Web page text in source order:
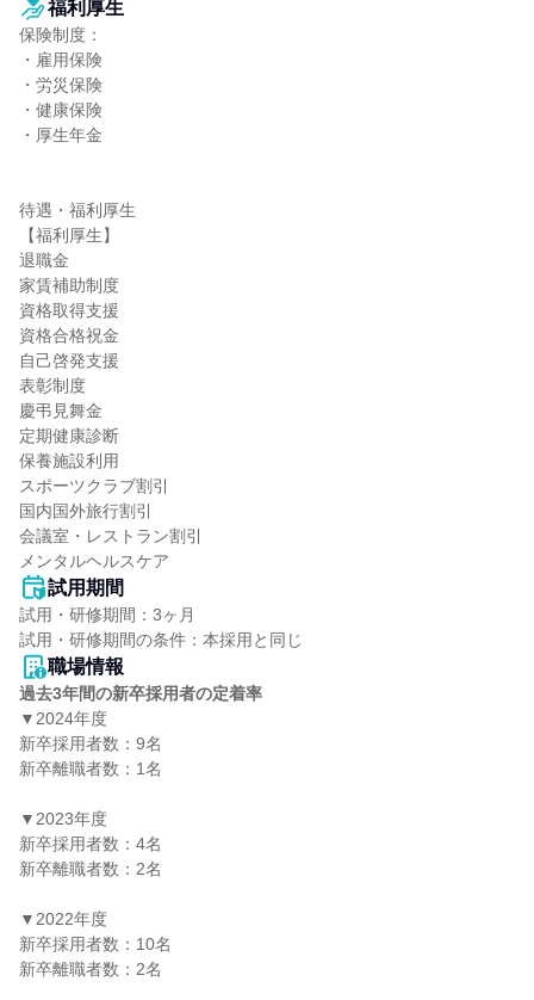
福利厚生
保険制度：
・雇用保険
・労災保険
・健康保険
・厚生年金
待遇・福利厚生
【福利厚生】
退職金
家賃補助制度
資格取得支援
資格合格祝金
自己啓発支援
表彰制度
慶弔見舞金
定期健康診断
保養施設利用
スポーツクラブ割引
国内国外旅行割引
会議室・レストラン割引
メンタルヘルスケア
試用期間
試用・研修期間：3ヶ月
職場情報
過去3年間の新卒採用者の定着率
▼2024年度
新卒採用者数：9名
新卒離職者数：1名
▼2023年度
新卒採用者数：4名
新卒離職者数：2名
▼2022年度
新卒採用者数：10名
新卒離職者数：2名